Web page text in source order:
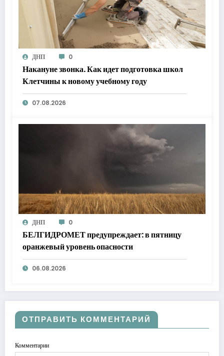
ДНП 0
Накануне звонка. Как идет подготовка школ
Клетчины к новому учебному году
07.08.2026
ДНП 0
БЕЛГИДРОМЕТ предупреждает: в пятницу
оранжевый уровень опасности
06.08.2026
ОТПРАВИТЬ КОММЕНТАРИЙ
Комментарии